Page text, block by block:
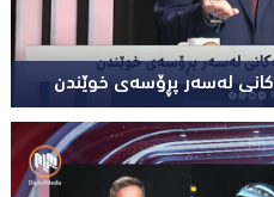
لەسەر پڕۆسەی خوێندن